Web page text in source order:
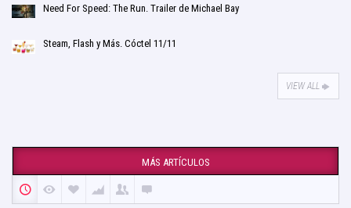
Need For Speed: The Run. Trailer de Michael Bay
Steam, Flash y Más. Cóctel 11/11
VIEW ALL
MÁS ARTÍCULOS